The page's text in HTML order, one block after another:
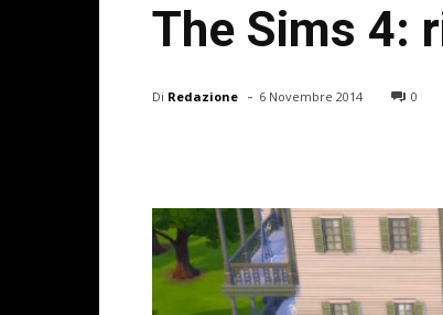
The Sims 4:
Di Redazione - 6 Novembre 2014 0